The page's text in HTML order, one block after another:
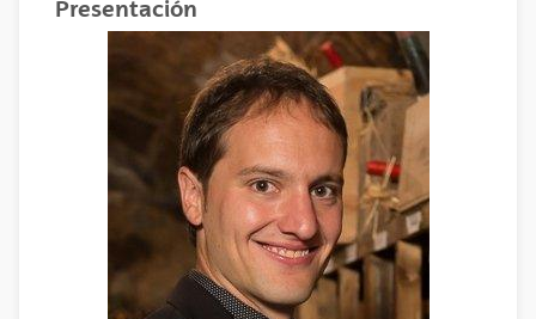
Presentación